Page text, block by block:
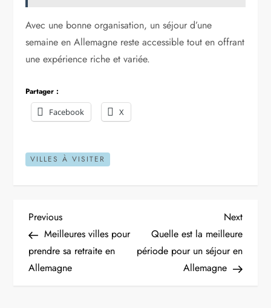
Avec une bonne organisation, un séjour d’une
semaine en Allemagne reste accessible tout en offrant
une expérience riche et variée.
Partager :
Facebook
X
VILLES À VISITER
N
a
v
Previous
Post
Previous
Meilleures villes pour
prendre sa retraite en
Allemagne
Next
Post
Next
Quelle est la meilleure
période pour un séjour en
Allemagne